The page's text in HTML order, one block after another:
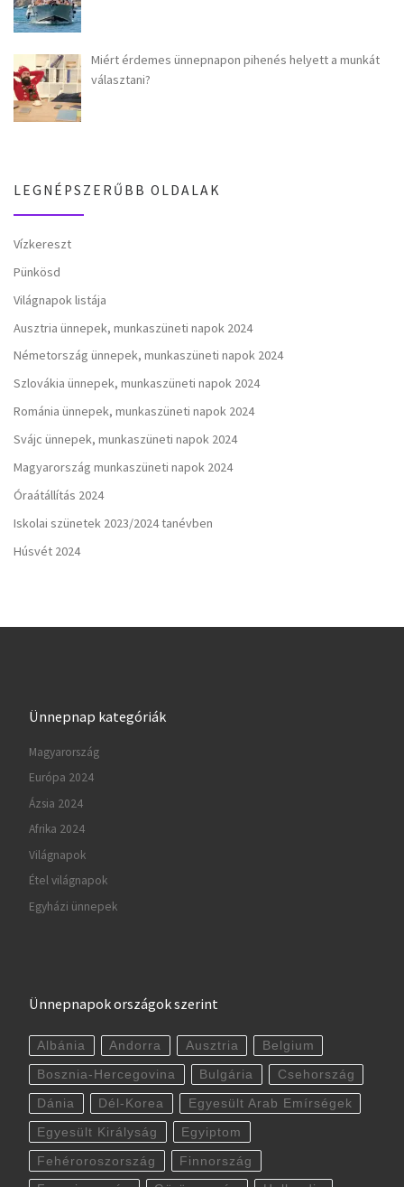
Miért érdemes ünnepnapon pihenés helyett a munkát
választani?
LEGNÉPSZERŰBB OLDALAK
Vízkereszt
Pünkösd
Világnapok listája
Ausztria ünnepek, munkaszüneti napok 2024
Németország ünnepek, munkaszüneti napok 2024
Szlovákia ünnepek, munkaszüneti napok 2024
Románia ünnepek, munkaszüneti napok 2024
Svájc ünnepek, munkaszüneti napok 2024
Magyarország munkaszüneti napok 2024
Óraátállítás 2024
Iskolai szünetek 2023/2024 tanévben
Húsvét 2024
Ünnepnap kategóriák
Magyarország
Európa 2024
Ázsia 2024
Afrika 2024
Világnapok
Étel világnapok
Egyházi ünnepek
Ünnepnapok országok szerint
Albánia Andorra Ausztria Belgium
Bosznia-Hercegovina Bulgária Csehország
Dánia Dél-Korea Egyesült Arab Emírségek
Egyesült Királyság Egyiptom
Fehéroroszország Finnország